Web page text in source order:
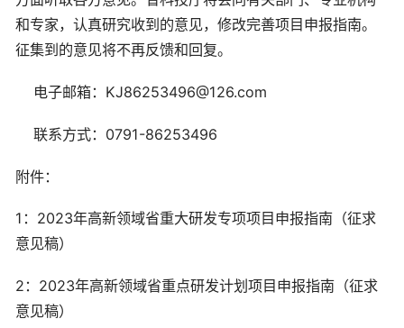
和专家，认真研究收到的意见，修改完善项目申报指南。
征集到的意见将不再反馈和回复。
电子邮箱：KJ86253496@126.com
联系方式：0791-86253496
附件：
1：2023年高新领域省重大研发专项项目申报指南（征求
意见稿）
2：2023年高新领域省重点研发计划项目申报指南（征求
意见稿）